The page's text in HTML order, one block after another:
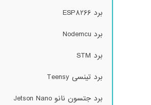
برد ESP8266
برد Nodemcu
برد STM
برد تینسی Teensy
برد جتسون نانو Jetson Nano